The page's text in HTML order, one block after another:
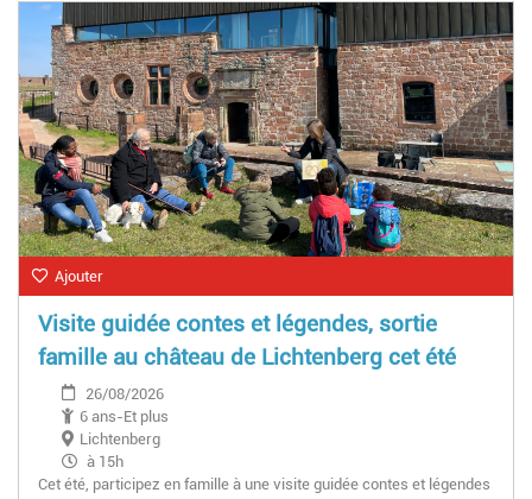
Ajouter
Visite guidée contes et légendes, sortie
famille au château de Lichtenberg cet été
26/08/2026
6 ans-Et plus
Lichtenberg
à 15h
Cet été, participez en famille à une visite guidée contes et légendes